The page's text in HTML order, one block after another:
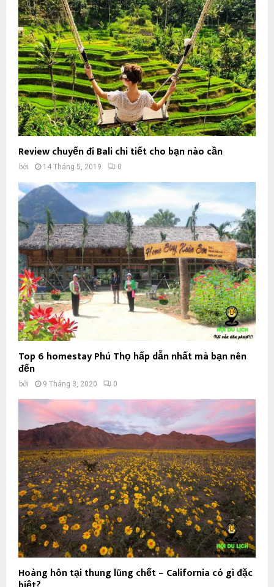
Review chuyến đi Bali chi tiết cho bạn nào cần
bởi 14 Tháng 5, 2019 0
Top 6 homestay Phú Thọ hấp dẫn nhất mà bạn nên
đến
bởi 9 Tháng 3, 2020 0
Hoàng hôn tại thung lũng chết – California có gì đặc